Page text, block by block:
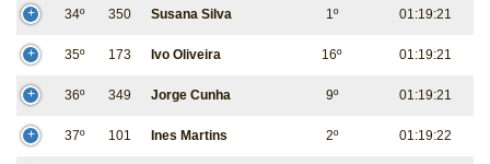
34º 350 Susana Silva 1º 01:19:21
35º 173 Ivo Oliveira 16º 01:19:21
36º 349 Jorge Cunha 9º 01:19:21
37º 101 Ines Martins 2º 01:19:22